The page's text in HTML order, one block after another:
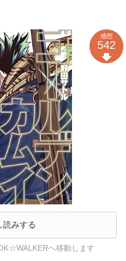
読みする
へ移動します
感想
542